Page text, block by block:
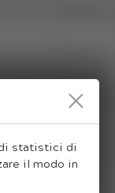
statistici di
il modo in